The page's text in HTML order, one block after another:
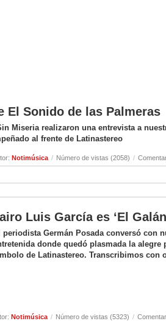
El Sonido de las Palmeras
Miseria realizaron una entrevista a
al frente de Latinastereo
Notimúsica / Número de vistas (2058) /
Luis García es ‘El
periodista Germán Posada conversó con
donde quedó plasmada la
de Latinastereo. Transcribimos con
Notimúsica / Número de vistas (5323) /